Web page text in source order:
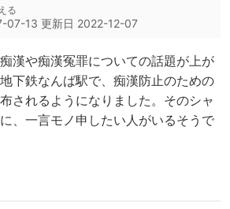
る
07-13 更新日 2022-12-07
漢や痴漢冤罪についての話題が上が
下鉄なんば駅で、痴漢防止のための
されるようになりました。そのシャ
、一言モノ申したい人がいるそうで